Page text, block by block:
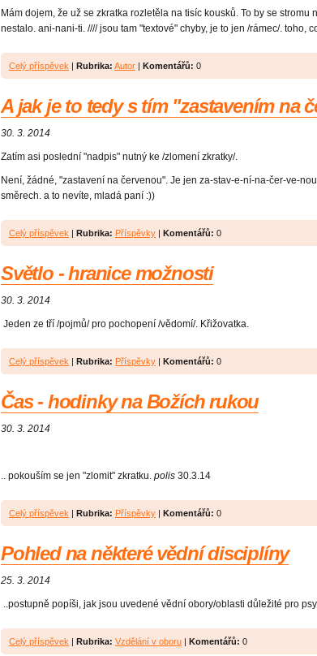
Mám dojem, že už se zkratka rozletěla na tisíc kousků. To by se stromu
nestalo. ani-nani-ti. //// jsou tam "textové" chyby, je to jen /rámec/. toho,
Celý příspěvek | Rubrika: Autor | Komentářů: 0
A jak je to tedy s tím "zastavením na
30. 3. 2014
Zatím asi poslední "nadpis" nutný ke /zlomení zkratky/.
Není, žádné, "zastavení na červenou". Je jen za-stav-e-ní-na-čer-ve-
směrech. a to nevíte, mladá paní :))
Celý příspěvek | Rubrika: Příspěvky | Komentářů: 0
Světlo - hranice možnosti
30. 3. 2014
Jeden ze tří /pojmů/ pro pochopení /vědomí/. Křižovatka.
Celý příspěvek | Rubrika: Příspěvky | Komentářů: 0
Čas - hodinky na Božích rukou
30. 3. 2014
.. pokouším se jen "zlomit" zkratku. polis 30.3.14
Celý příspěvek | Rubrika: Příspěvky | Komentářů: 0
Pohled na některé vědní disciplíny
25. 3. 2014
..postupně popíši, jak jsou uvedené vědní obory/oblasti důležité pro
Celý příspěvek | Rubrika: Vzdělání v oboru | Komentářů: 0